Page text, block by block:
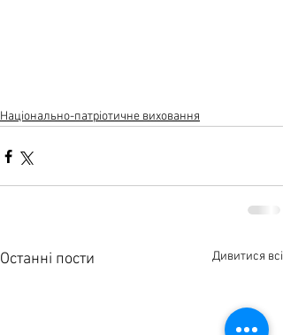
Національно-патріотичне виховання
Останні пости Дивитися всі